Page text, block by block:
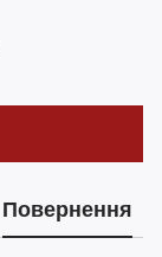
Повернення